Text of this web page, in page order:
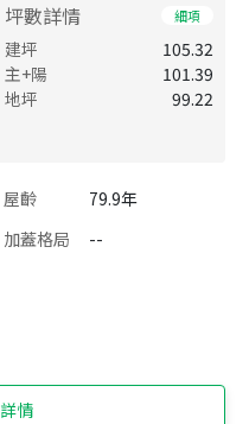
坪數詳情 細項
建坪
105.32
主+陽
101.39
地坪
99.22
屋齡
79.9年
加蓋格局
--
情